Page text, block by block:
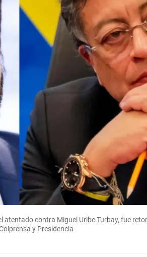
atentado contra Miguel Uribe Turbay, fue
y Presidencia